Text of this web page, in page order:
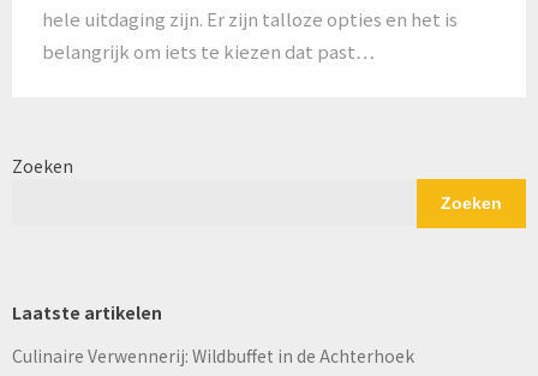
hele uitdaging zijn. Er zijn talloze opties en het is
belangrijk om iets te kiezen dat past…
Zoeken
Zoeken
Laatste artikelen
Culinaire Verwennerij: Wildbuffet in de Achterhoek